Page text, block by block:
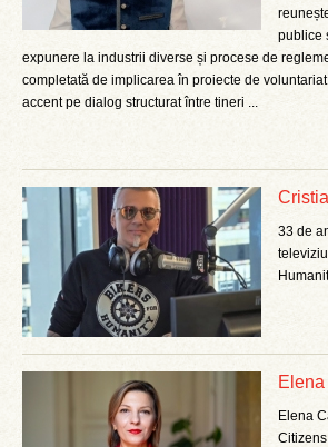
publice
expunere la industrii diverse și procese de
completată de implicarea în proiecte de
accent pe dialog structurat între tineri ...
33 de
Elena